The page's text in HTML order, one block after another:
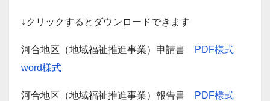
↓クリックするとダウンロードできます
河合地区（地域福祉推進事業）申請書
PDF様式
word様式
河合地区（地域福祉推進事業）報告書
PDF様式